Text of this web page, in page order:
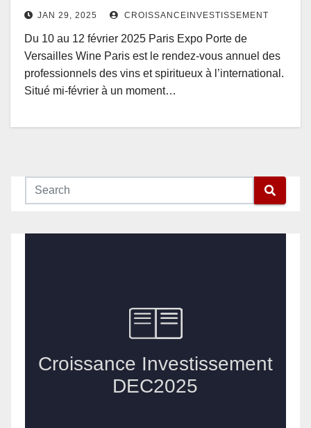
JAN 29, 2025 CROISSANCEINVESTISSEMENT
Du 10 au 12 février 2025 Paris Expo Porte de
Versailles Wine Paris est le rendez-vous annuel des
professionnels des vins et spiritueux à l’international.
Situé mi-février à un moment…